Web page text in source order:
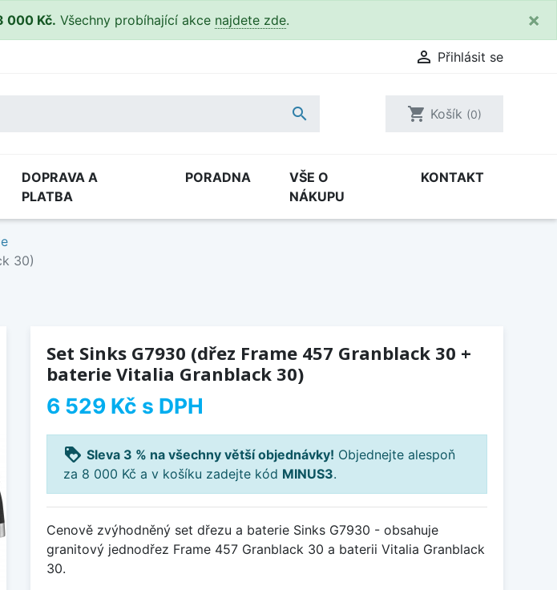
000 Kč. Všechny probíhající akce najdete zde. ×
 Přihlásit se
 shopping_cart Košík (0)
DOPRAVA A
PLATBA
PORADNA
VŠE O
NÁKUPU
KONTAKT
30)
Set Sinks G7930 (dřez Frame 457 Granblack 30 +
baterie Vitalia Granblack 30)
6 529 Kč s DPH
loyalty Sleva 3 % na všechny větší objednávky! Objednejte alespoň
za 8 000 Kč a v košíku zadejte kód MINUS3.
Cenově zvýhodněný set dřezu a baterie Sinks G7930 - obsahuje
granitový jednodřez Frame 457 Granblack 30 a baterii Vitalia Granblack
30.